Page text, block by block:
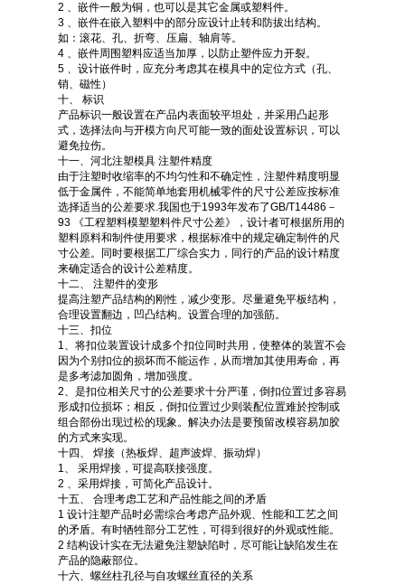
2 、嵌件一般为铜，也可以是其它金属或塑料件。
3 、嵌件在嵌入塑料中的部分应设计止转和防拔出结构。
如：滚花、孔、折弯、压扁、轴肩等。
4 、嵌件周围塑料应适当加厚，以防止塑件应力开裂。
5 、设计嵌件时，应充分考虑其在模具中的定位方式（孔、
销、磁性）
十、 标识
产品标识一般设置在产品内表面较平坦处，并采用凸起形
式，选择法向与开模方向尺可能一致的面处设置标识，可以
避免拉伤。
十一、河北注塑模具 注塑件精度
由于注塑时收缩率的不均匀性和不确定性，注塑件精度明显
低于金属件，不能简单地套用机械零件的尺寸公差应按标准
选择适当的公差要求.我国也于1993年发布了GB/T14486－
93 《工程塑料模塑塑料件尺寸公差》，设计者可根据所用的
塑料原料和制件使用要求，根据标准中的规定确定制件的尺
寸公差。同时要根据工厂综合实力，同行的产品的设计精度
来确定适合的设计公差精度。
十二、 注塑件的变形
提高注塑产品结构的刚性，减少变形。尽量避免平板结构，
合理设置翻边，凹凸结构。设置合理的加强筋。
十三、扣位
1、将扣位装置设计成多个扣位同时共用，使整体的装置不会
因为个别扣位的损坏而不能运作，从而增加其使用寿命，再
是多考滤加圆角，增加强度。
2、是扣位相关尺寸的公差要求十分严谨，倒扣位置过多容易
形成扣位损坏；相反，倒扣位置过少则装配位置难於控制或
组合部份出现过松的现象。解决办法是要预留改模容易加胶
的方式来实现。
十四、 焊接（热板焊、超声波焊、振动焊）
1、 采用焊接，可提高联接强度。
2 、采用焊接，可简化产品设计。
十五、 合理考虑工艺和产品性能之间的矛盾
1 设计注塑产品时必需综合考虑产品外观、性能和工艺之间
的矛盾。有时牺牲部分工艺性，可得到很好的外观或性能。
2 结构设计实在无法避免注塑缺陷时，尽可能让缺陷发生在
产品的隐蔽部位。
十六、螺丝柱孔径与自攻螺丝直径的关系